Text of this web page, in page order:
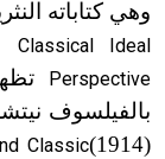
وهي كتاباته
Classical Ideal
Perspective
بالفيلسوف
(1914)
Classic